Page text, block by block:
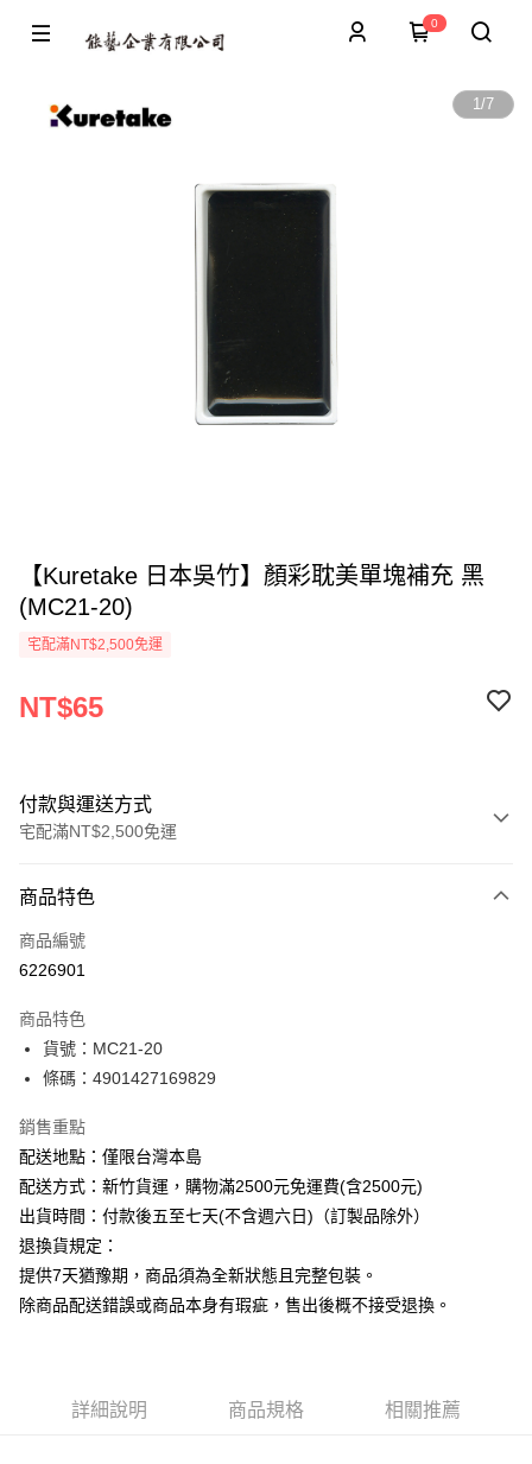
0
1/7
【Kuretake 日本吳竹】顏彩耽美單塊補充 黑
(MC21-20)
宅配滿NT$2,500免運
NT$65
付款與運送方式
宅配滿NT$2,500免運
信用卡一次付款
Apple Pay
悠遊付
ATM付款
運送方式
下單前請先詢問庫存
每筆NT$130，滿NT$2,500(含以上)免運費
商品特色
商品編號
6226901
商品特色
貨號：MC21-20
條碼：4901427169829
銷售重點
配送地點：僅限台灣本島
配送方式：新竹貨運，購物滿2500元免運費(含2500元)
出貨時間：付款後五至七天(不含週六日)（訂製品除外）
退換貨規定：
提供7天猶豫期，商品須為全新狀態且完整包裝。
除商品配送錯誤或商品本身有瑕疵，售出後概不接受退換。
詳細說明 商品規格 相關推薦